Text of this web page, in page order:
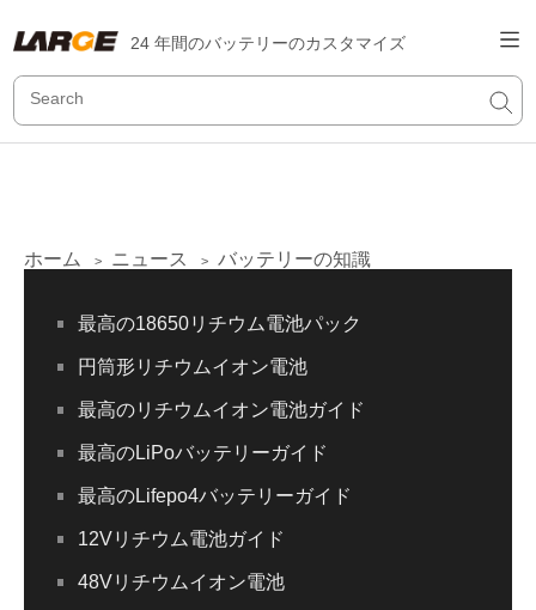
24 年間のバッテリーのカスタマイズ
ホーム > ニュース > バッテリーの知識
最高の18650リチウム電池パック
円筒形リチウムイオン電池
最高のリチウムイオン電池ガイド
最高のLiPoバッテリーガイド
最高のLifepo4バッテリーガイド
12Vリチウム電池ガイド
48Vリチウムイオン電池